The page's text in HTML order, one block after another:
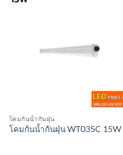
โคมกันน้ำกันฝุ่น
โคมกันน้ำกันฝุ่น WT035C 15W